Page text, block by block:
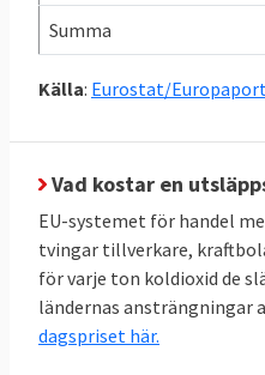
ligger på trettonde
återfinns Malta,
Summa
Källa: Eurostat/
Vad kostar en
EU-systemet för handel
tvingar tillverkare,
för varje ton koldioxid de
ländernas ansträngningar
dagspriset här.